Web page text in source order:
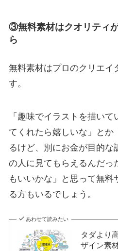
③無料素材はクオリティ
ら
無料素材はプロのクリエイ
す。
「趣味でイラストを描い
てくれたら嬉しいな」とか
るけど、別にお金が目的な
の人に見てもらえるんだっ
もいいかな」と思って無料
る方もいるでしょう。
あわせて読みたい
タダより
ザイン素